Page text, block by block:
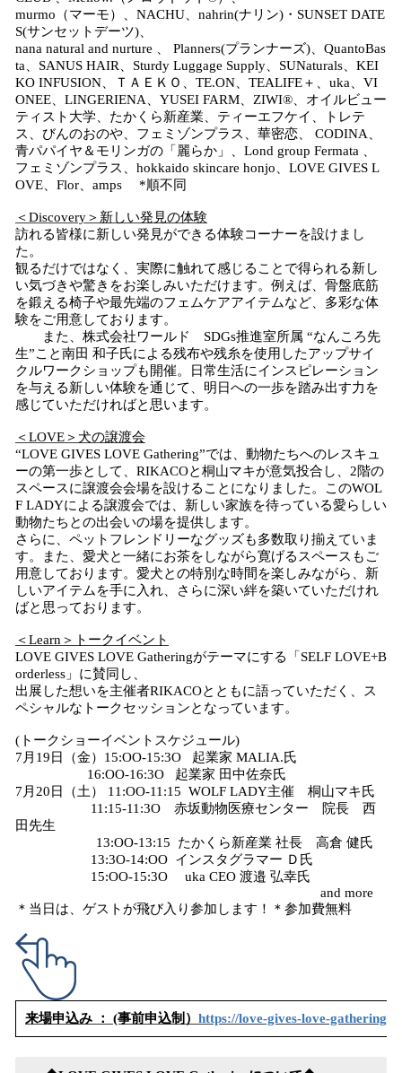
murmo（マーモ）、NACHU、nahrin(ナリン)・SUNSET DATE
S(サンセットデーツ)、
nana natural and nurture 、 Planners(プランナーズ)、QuantoBas
ta、SANUS HAIR、Sturdy Luggage Supply、SUNaturals、KEI
KO INFUSION、ＴＡＥＫＯ、TE.ON、TEALIFE＋、uka、VI
ONEE、LINGERIENA、YUSEI FARM、ZIWI®、オイルビュー
ティスト大学、たかくら新産業、ティーエフケイ、トレテ
ス、びんのおのや、フェミゾンプラス、華密恋、 CODINA、
青パパイヤ＆モリンガの「麗らか」、Lond group Fermata 、
フェミゾンプラス、hokkaido skincare honjo、LOVE GIVES L
OVE、Flor、amps *順不同
＜Discovery＞新しい発見の体験
訪れる皆様に新しい発見ができる体験コーナーを設けまし
た。
観るだけではなく、実際に触れて感じることで得られる新し
い気づきや驚きをお楽しみいただけます。例えば、骨盤底筋
を鍛える椅子や最先端のフェムケアアイテムなど、多彩な体
験をご用意しております。
また、株式会社ワールド SDGs推進室所属 “なんころ先
生”こと南田 和子氏による残布や残糸を使用したアップサイ
クルワークショップも開催。日常生活にインスピレーション
を与える新しい体験を通じて、明日への一歩を踏み出す力を
感じていただければと思います。
＜LOVE＞犬の譲渡会
“LOVE GIVES LOVE Gathering”では、動物たちへのレスキュ
ーの第一歩として、RIKACOと桐山マキが意気投合し、2階の
スペースに譲渡会会場を設けることになりました。このWOL
F LADYによる譲渡会では、新しい家族を待っている愛らしい
動物たちとの出会いの場を提供します。
さらに、ペットフレンドリーなグッズも多数取り揃えていま
す。また、愛犬と一緒にお茶をしながら寛げるスペースもご
用意しております。愛犬との特別な時間を楽しみながら、新
しいアイテムを手に入れ、さらに深い絆を築いていただけれ
ばと思っております。
＜Learn＞トークイベント
LOVE GIVES LOVE Gatheringがテーマにする「SELF LOVE+B
orderless」に賛同し、
出展した想いを主催者RIKACOとともに語っていただく、ス
ペシャルなトークセッションとなっています。
(トークショーイベントスケジュール)
7月19日（金）15:OO-15:3O 起業家 MALIA.氏
16:OO-16:3O 起業家 田中佐奈氏
7月20日（土） 11:OO-11:15 WOLF LADY主催 桐山マキ氏
11:15-11:3O 赤坂動物医療センター 院長 西
田先生
13:OO-13:15 たかくら新産業 社長 高倉 健氏
13:3O-14:OO インスタグラマー Ｄ氏
15:OO-15:3O uka CEO 渡邉 弘幸氏
and more
＊当日は、ゲストが飛び入り参加します！＊参加費無料
来場申込み ： (事前申込制） https://love-gives-love-gathering-